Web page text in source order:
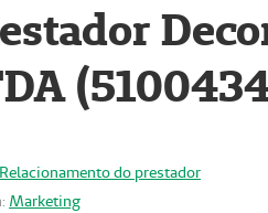
Relacionamento do prestador
Marketing